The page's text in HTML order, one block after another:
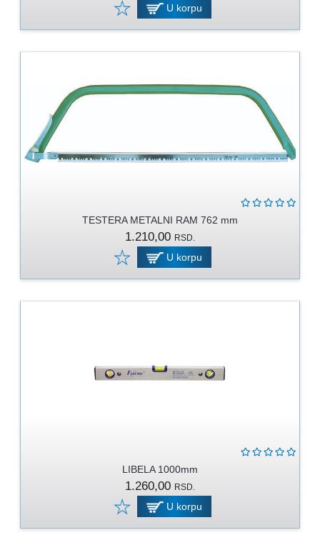
U korpu
TESTERA METALNI RAM 762 mm
1.210,00 RSD.
U korpu
LIBELA 1000mm
1.260,00 RSD.
U korpu